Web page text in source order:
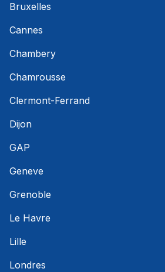
Bruxelles
Cannes
Chambery
Chamrousse
Clermont-Ferrand
Dijon
GAP
Geneve
Grenoble
Le Havre
Lille
Londres